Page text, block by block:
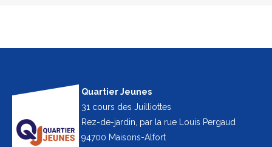
Quartier Jeunes
31 cours des Juilliottes
Rez-de-jardin, par la rue Louis Pergaud
94700 Maisons-Alfort